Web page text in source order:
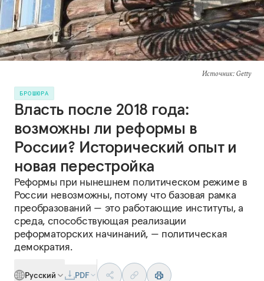
Источник: Getty
БРОШЮРА
Власть после 2018 года:
возможны ли реформы в
России? Исторический опыт и
новая перестройка
Реформы при нынешнем политическом режиме в
России невозможны, потому что базовая рамка
преобразований — это работающие институты, а
среда, способствующая реализации
реформаторских начинаний, — политическая
демократия.
Русский
PDF